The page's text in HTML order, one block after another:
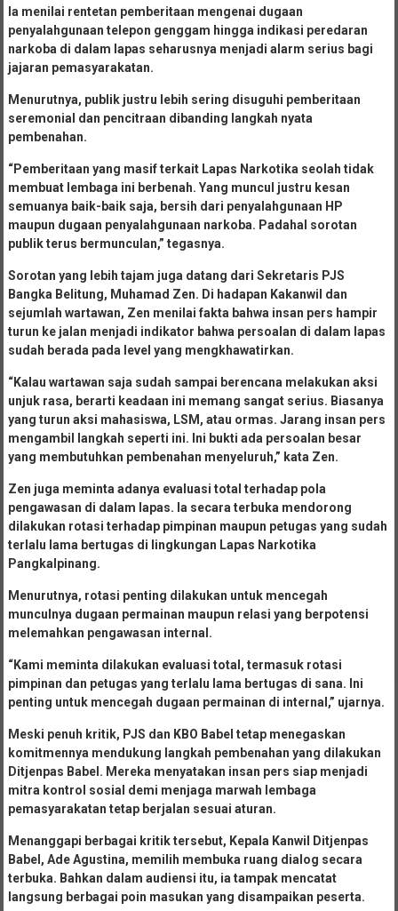
Ia menilai rentetan pemberitaan mengenai dugaan
penyalahgunaan telepon genggam hingga indikasi peredaran
narkoba di dalam lapas seharusnya menjadi alarm serius bagi
jajaran pemasyarakatan.
Menurutnya, publik justru lebih sering disuguhi pemberitaan
seremonial dan pencitraan dibanding langkah nyata
pembenahan.
“Pemberitaan yang masif terkait Lapas Narkotika seolah tidak
membuat lembaga ini berbenah. Yang muncul justru kesan
semuanya baik-baik saja, bersih dari penyalahgunaan HP
maupun dugaan penyalahgunaan narkoba. Padahal sorotan
publik terus bermunculan,” tegasnya.
Sorotan yang lebih tajam juga datang dari Sekretaris PJS
Bangka Belitung, Muhamad Zen. Di hadapan Kakanwil dan
sejumlah wartawan, Zen menilai fakta bahwa insan pers hampir
turun ke jalan menjadi indikator bahwa persoalan di dalam lapas
sudah berada pada level yang mengkhawatirkan.
“Kalau wartawan saja sudah sampai berencana melakukan aksi
unjuk rasa, berarti keadaan ini memang sangat serius. Biasanya
yang turun aksi mahasiswa, LSM, atau ormas. Jarang insan pers
mengambil langkah seperti ini. Ini bukti ada persoalan besar
yang membutuhkan pembenahan menyeluruh,” kata Zen.
Zen juga meminta adanya evaluasi total terhadap pola
pengawasan di dalam lapas. Ia secara terbuka mendorong
dilakukan rotasi terhadap pimpinan maupun petugas yang sudah
terlalu lama bertugas di lingkungan Lapas Narkotika
Pangkalpinang.
Menurutnya, rotasi penting dilakukan untuk mencegah
munculnya dugaan permainan maupun relasi yang berpotensi
melemahkan pengawasan internal.
“Kami meminta dilakukan evaluasi total, termasuk rotasi
pimpinan dan petugas yang terlalu lama bertugas di sana. Ini
penting untuk mencegah dugaan permainan di internal,” ujarnya.
Meski penuh kritik, PJS dan KBO Babel tetap menegaskan
komitmennya mendukung langkah pembenahan yang dilakukan
Ditjenpas Babel. Mereka menyatakan insan pers siap menjadi
mitra kontrol sosial demi menjaga marwah lembaga
pemasyarakatan tetap berjalan sesuai aturan.
Menanggapi berbagai kritik tersebut, Kepala Kanwil Ditjenpas
Babel, Ade Agustina, memilih membuka ruang dialog secara
terbuka. Bahkan dalam audiensi itu, ia tampak mencatat
langsung berbagai poin masukan yang disampaikan peserta.